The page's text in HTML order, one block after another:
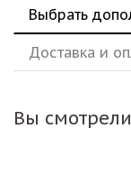
Выбрать
Доставка и
Вы смотрели